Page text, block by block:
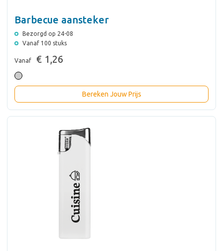
Barbecue aansteker
Bezorgd op 24-08
Vanaf 100 stuks
Vanaf € 1,26
Bereken Jouw Prijs